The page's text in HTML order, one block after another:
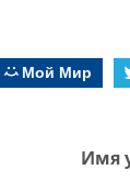
Мой Мир
Имя